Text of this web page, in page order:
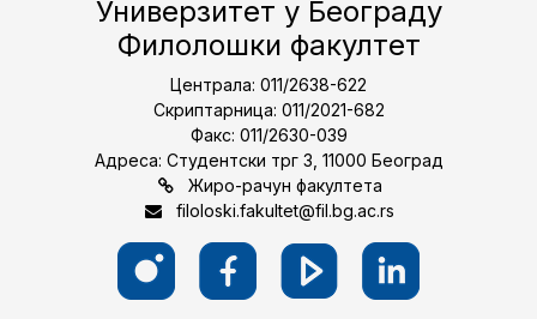
Универзитет у Београду
Филолошки факултет
Централа: 011/2638-622
Скриптарница: 011/2021-682
Факс: 011/2630-039
Адреса: Студентски трг 3, 11000 Београд
Жиро-рачун факултета
filoloski.fakultet@fil.bg.ac.rs